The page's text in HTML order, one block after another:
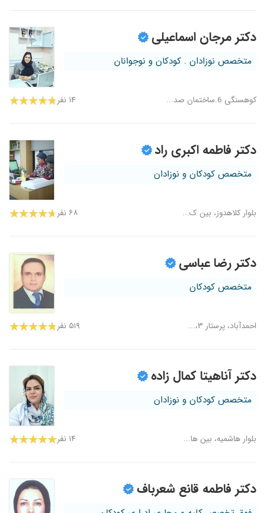
دکتر مرجان اسماعیلی
متخصص نوزادان . کودکان و نوجوانان
کوهسنگی 6.ساختمان صد... ۱۴ نفر
دکتر فاطمه اکبری راد
متخصص کودکان و نوزادان
بلوار کلاهدوز، بین ک... ۶۸ نفر
دکتر رضا عباسی
متخصص کودکان
احمدآباد، پرستار ۳،... ۵۱۹ نفر
دکتر آناهیتا کمال زاده
متخصص کودکان و نوزادان
بلوار هاشمیه، بین ها... ۱۴ نفر
دکتر فاطمه قانع شعرباف